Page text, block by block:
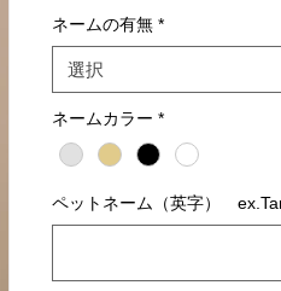
ネームの有無 *
選択
ネームカラー *
ペットネーム（英字）